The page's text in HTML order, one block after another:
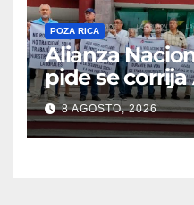
POZA RICA
Alianza
pide se corrija
8 AGOSTO, 2026